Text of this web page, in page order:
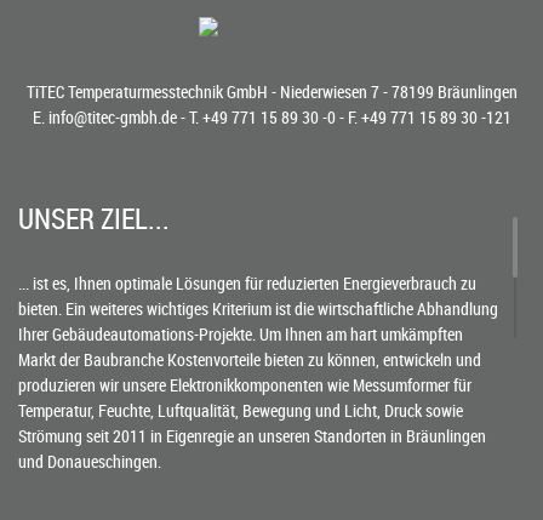
TiTEC Temperaturmesstechnik GmbH - Niederwiesen 7 - 78199 Bräunlingen
E. info@titec-gmbh.de- T. +49 771 15 89 30 -0- F. +49 771 15 89 30 -121
UNSER ZIEL...
... ist es, Ihnen optimale Lösungen für reduzierten Energieverbrauch zu
bieten. Ein weiteres wichtiges Kriterium ist die wirtschaftliche Abhandlung
Ihrer Gebäudeautomations-Projekte. Um Ihnen am hart umkämpften
Markt der Baubranche Kostenvorteile bieten zu können, entwickeln und
produzieren wir unsere Elektronikkomponenten wie Messumformer für
Temperatur, Feuchte, Luftqualität, Bewegung und Licht, Druck sowie
Strömung seit 2011 in Eigenregie an unseren Standorten in Bräunlingen
und Donaueschingen.